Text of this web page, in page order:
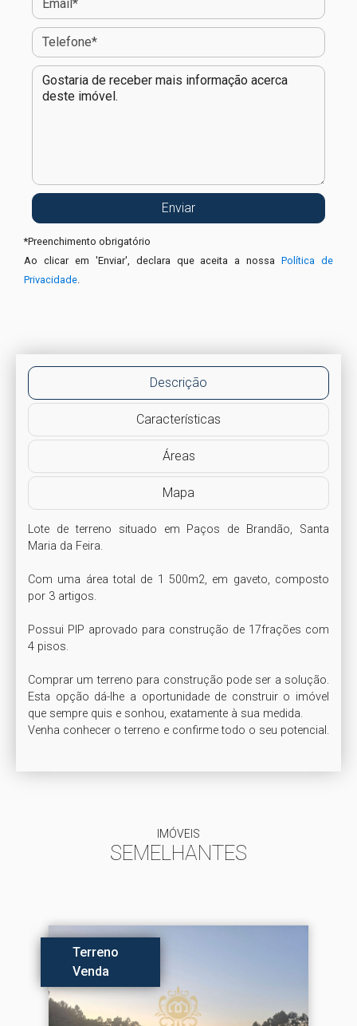
*Preenchimento obrigatório
Ao clicar em 'Enviar', declara que aceita a nossaPolítica de
Privacidade.
Descrição
Características
Áreas
Mapa
Lote de terreno situado em Paços de Brandão, Santa
Maria da Feira.
Com uma área total de 1 500m2, em gaveto, composto
por 3 artigos.
Possui PIP aprovado para construção de 17frações com
4 pisos.
Comprar um terreno para construção pode ser a solução.
Esta opção dá-lhe a oportunidade de construir o imóvel
que sempre quis e sonhou, exatamente à sua medida.
Venha conhecer o terreno e confirme todo o seu potencial.
IMÓVEIS
SEMELHANTES
Terreno
Venda